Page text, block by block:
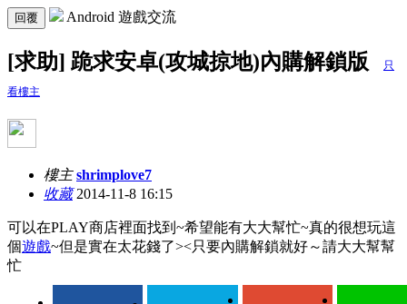
回覆 Android 遊戲交流
[求助] 跪求安卓(攻城掠地)內購解鎖版 只
看樓主
樓主 shrimplove7
收藏2014-11-8 16:15
可以在PLAY商店裡面找到~希望能有大大幫忙~真的很想玩這
個遊戲~但是實在太花錢了><只要內購解鎖就好～請大大幫幫
忙